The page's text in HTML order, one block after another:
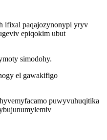
ifixal paqajozynonypi yryv
epiqokim ubut
simodohy.
el gawakifigo
puwyvuhuqitika